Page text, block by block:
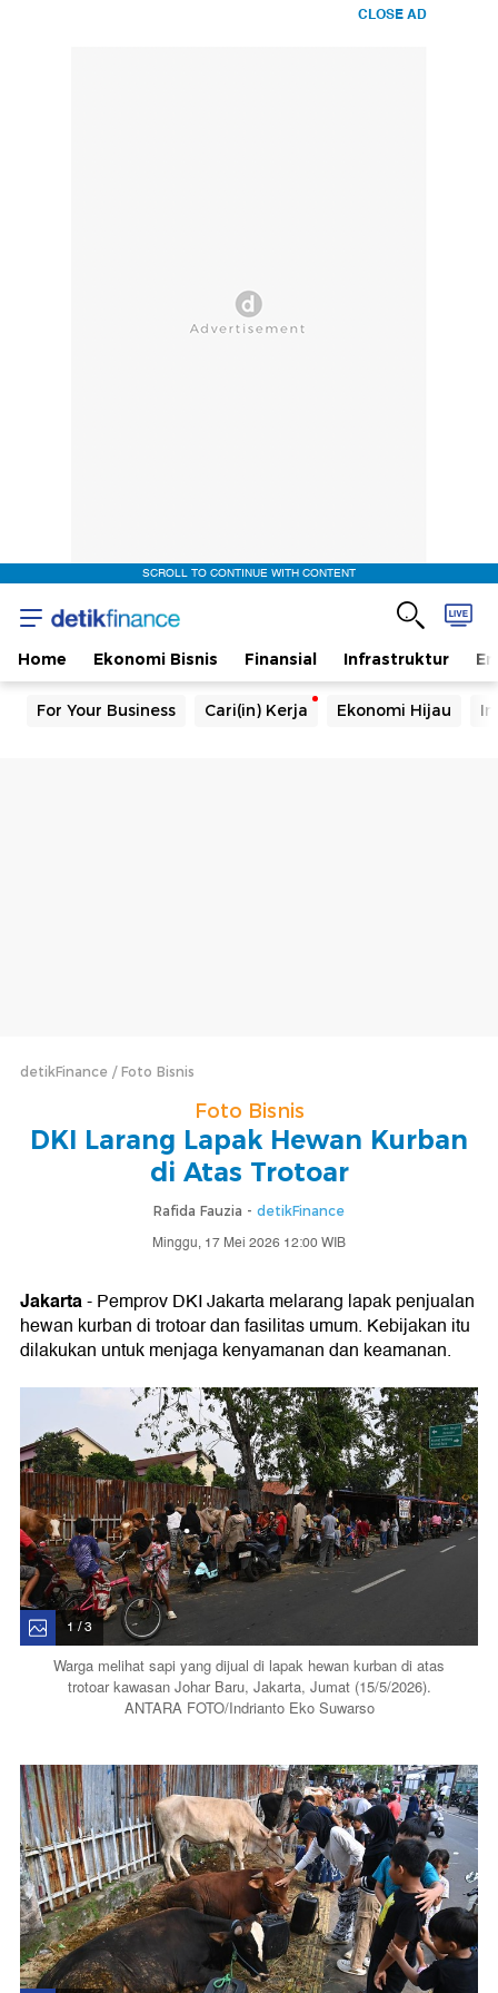
CLOSE AD
SCROLL TO CONTINUE WITH CONTENT
Home Ekonomi Bisnis Finansial Infrastruktur
For Your Business Cari(in) Kerja Ekonomi Hijau
detikFinance Foto Bisnis
Foto Bisnis
DKI Larang Lapak Hewan Kurban
di Atas Trotoar
Rafida Fauzia - detikFinance
Minggu, 17 Mei 2026 12:00 WIB
Jakarta- Pemprov DKI Jakarta melarang lapak penjualan
hewan kurban di trotoar dan fasilitas umum. Kebijakan itu
dilakukan untuk menjaga kenyamanan dan keamanan.
1 / 3
Warga melihat sapi yang dijual di lapak hewan kurban di atas
trotoar kawasan Johar Baru, Jakarta, Jumat (15/5/2026).
ANTARA FOTO/Indrianto Eko Suwarso